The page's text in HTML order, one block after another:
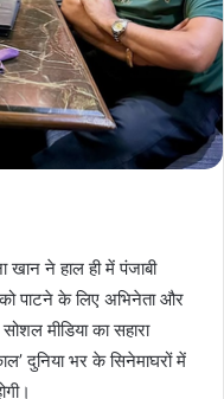
खान ने हाल ही में पंजाबी
पाटने के लिए अभिनेता और
मीडिया का सहारा
दुनिया भर के सिनेमाघरों में